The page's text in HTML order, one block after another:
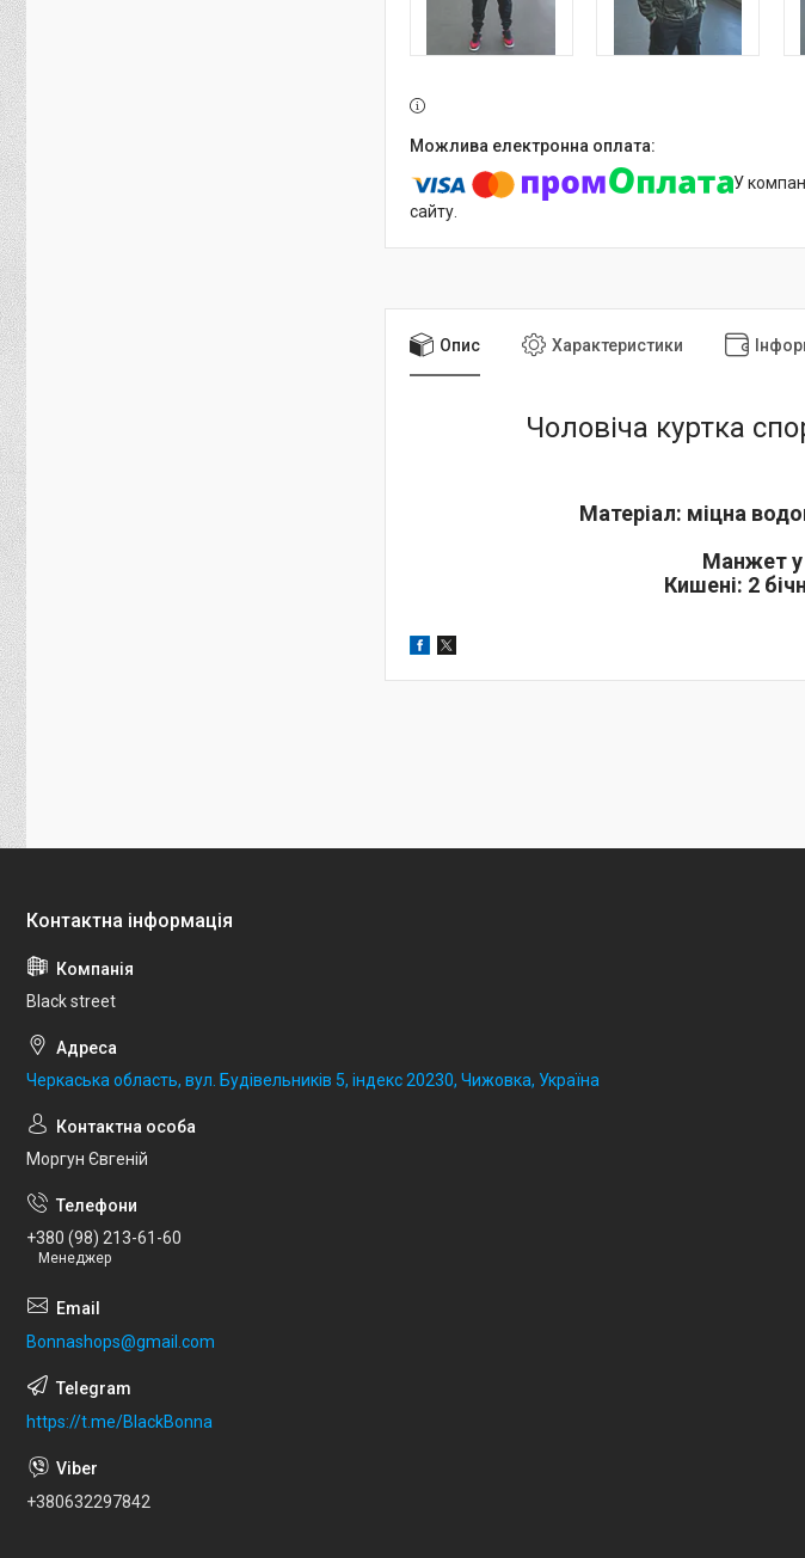
У
сайту.
Опис Характеристики
Чоловіча куртка
Матеріал: міцна
Манжет у
Кишені: 2
Black street
Черкаська область, вул. Будівельників 5, індекс 20230, Чижовка, Україна
Моргун Євгеній
+380 (98) 213-61-60
Менеджер
Bonnashops@gmail.com
https://t.me/BlackBonna
+380632297842